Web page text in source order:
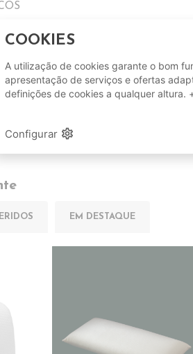
EM DESTAQUE
COOKIES
A utilização de cookies garante o bom
apresentação de serviços e ofertas
definições de cookies a qualquer altura.
Configurar settings